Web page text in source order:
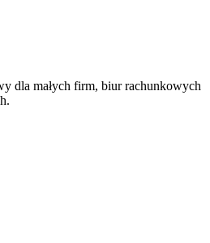
dla małych firm, biur rachunkowych